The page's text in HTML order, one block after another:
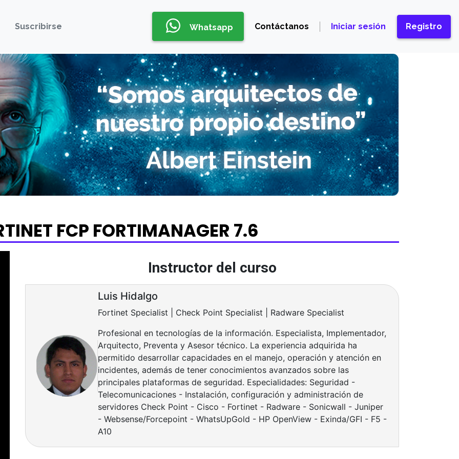
Suscribirse Whatsapp Contáctanos Iniciar sesión Registro
FCP FORTIMANAGER 7.6
Instructor del curso
Luis Hidalgo
Fortinet Specialist | Check Point Specialist | Radware Specialist
Profesional en tecnologías de la información. Especialista, Implementador,
Arquitecto, Preventa y Asesor técnico. La experiencia adquirida ha
permitido desarrollar capacidades en el manejo, operación y atención en
incidentes, además de tener conocimientos avanzados sobre las
principales plataformas de seguridad. Especialidades: Seguridad -
Telecomunicaciones - Instalación, configuración y administración de
servidores Check Point - Cisco - Fortinet - Radware - Sonicwall - Juniper
- Websense/Forcepoint - WhatsUpGold - HP OpenView - Exinda/GFI - F5 -
A10